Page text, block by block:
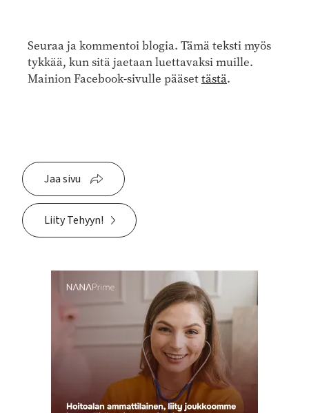
Seuraa ja kommentoi blogia. Tämä teksti myös
tykkää, kun sitä jaetaan luettavaksi muille.
Mainion Facebook-sivulle pääsettästä.
Jaa sivu
Liity Tehyyn!